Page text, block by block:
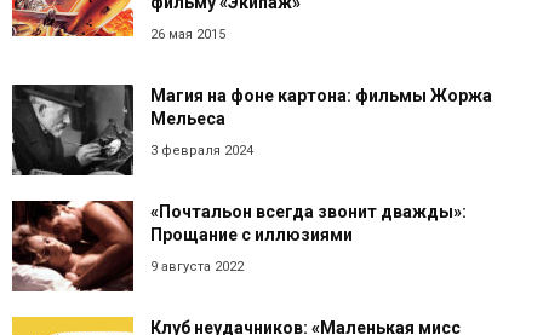
26 мая 2015
Магия на фоне картона: фильмы Жоржа
Мельеса
3 февраля 2024
«Почтальон всегда звонит дважды»:
Прощание с иллюзиями
9 августа 2022
Клуб неудачников: «Маленькая мисс